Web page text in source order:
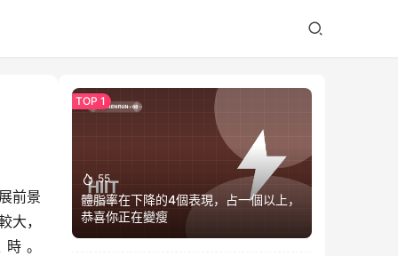
前景
大，
。
55
體脂率在下降的4個表現，占一個以上，
恭喜你正在變瘦